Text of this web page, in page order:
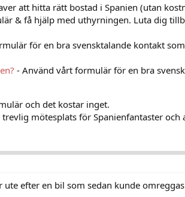
att hitta rätt bostad i Spanien (utan
& få hjälp med uthyrningen. Luta dig
för en bra svensktalande kontakt
- Använd vårt formulär för en bra
och det kostar inget.
mötesplats för Spanienfantaster och
efter en bil som sedan kunde